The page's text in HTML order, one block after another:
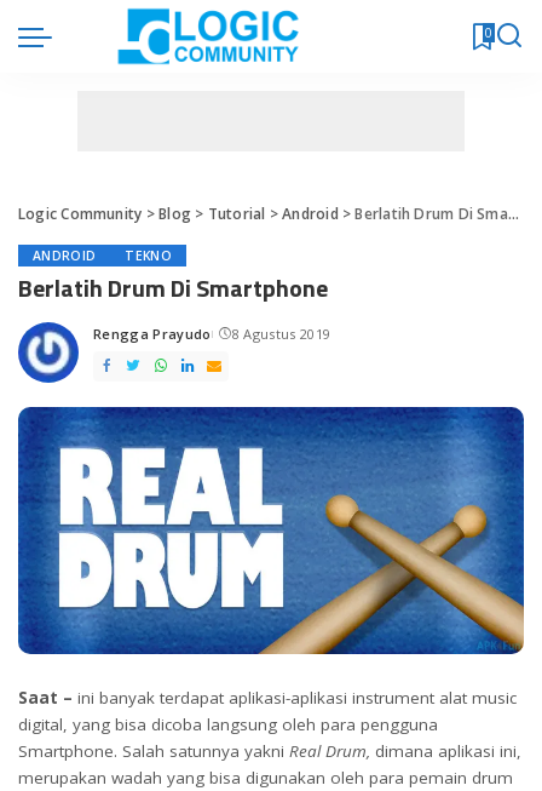
0
Logic Community >Blog> Tutorial >Android >Berlatih Drum Di Smartphone
ANDROID TEKNO
Berlatih Drum Di Smartphone
Posted
by
Rengga Prayudo 8 Agustus 2019
Saat – ini banyak terdapat aplikasi-aplikasi instrument alat music
digital, yang bisa dicoba langsung oleh para pengguna
Smartphone. Salah satunnya yakni Real Drum, dimana aplikasi ini,
merupakan wadah yang bisa digunakan oleh para pemain drum